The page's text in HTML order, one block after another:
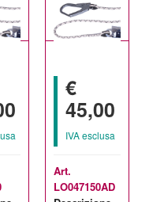
€
45,00
IVA esclusa
Art.
LO047150AD